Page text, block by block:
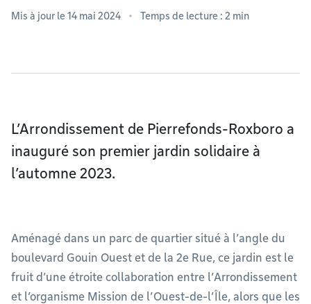
Mis à jour le 14 mai 2024 Temps de lecture : 2 min
L’Arrondissement de Pierrefonds-Roxboro a
inauguré son premier jardin solidaire à
l’automne 2023.
Aménagé dans un parc de quartier situé à l’angle du
boulevard Gouin Ouest et de la 2e Rue, ce jardin est le
fruit d’une étroite collaboration entre l’Arrondissement
et l’organisme Mission de l’Ouest-de-l’Île, alors que les